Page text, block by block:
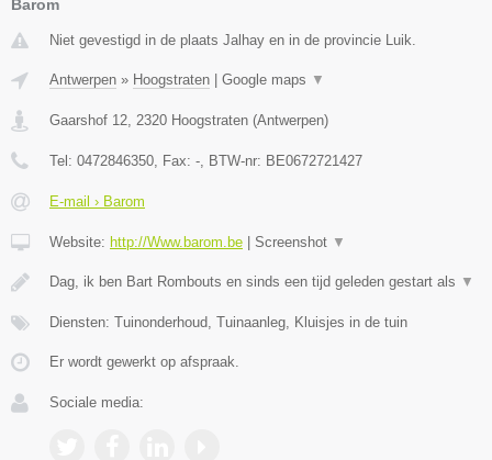
Barom
Niet gevestigd in de plaats Jalhay en in de provincie Luik.
Antwerpen » Hoogstraten Google maps ▼
Gaarshof 12 2320 Hoogstraten (Antwerpen)
Tel: 0472846350 , Fax: - , BTW-nr: BE0672721427
E-mail › Barom
Website: http://Www.barom.be Screenshot ▼
Dag, ik ben Bart Rombouts en sinds een tijd geleden gestart als ▼
Diensten: Tuinonderhoud, Tuinaanleg, Kluisjes in de tuin
Er wordt gewerkt op afspraak.
Sociale media: